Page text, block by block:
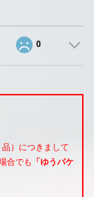
0
）につきまして
合でも
「ゆうパケ